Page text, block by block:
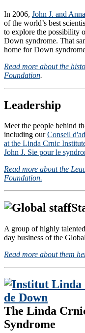
In 2006, John J. and
of the world’s best
to explore the possibility
Down syndrome. That
home for Down
Read more about the
Foundation.
Leadership
Meet the people behind
including ourConseil
at the Linda Crnic
John J. Sie pour le
Read more about the
Foundation.
A group of highly
day business of the
Read more about them
The Linda
Syndrome